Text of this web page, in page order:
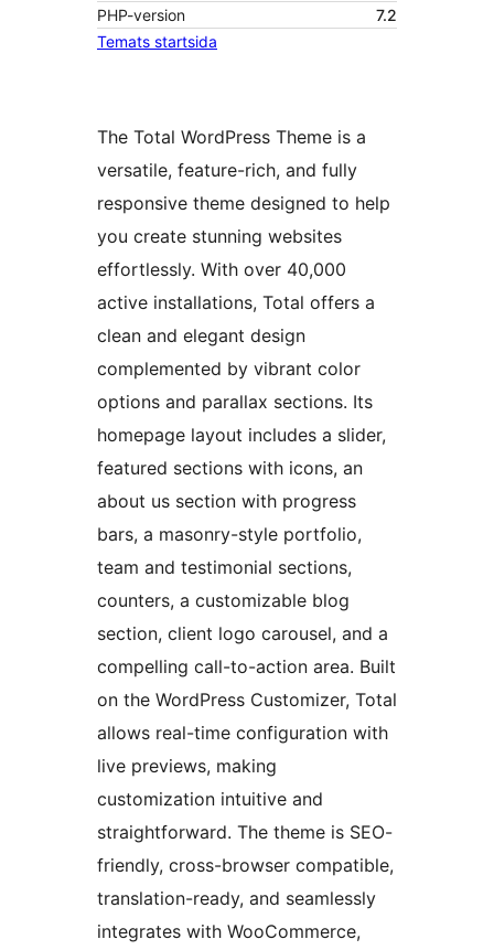
PHP-version
7.2
Temats startsida
​The Total WordPress Theme is a
versatile, feature-rich, and fully
responsive theme designed to help
you create stunning websites
effortlessly. With over 40,000
active installations, Total offers a
clean and elegant design
complemented by vibrant color
options and parallax sections. Its
homepage layout includes a slider,
featured sections with icons, an
about us section with progress
bars, a masonry-style portfolio,
team and testimonial sections,
counters, a customizable blog
section, client logo carousel, and a
compelling call-to-action area. Built
on the WordPress Customizer, Total
allows real-time configuration with
live previews, making
customization intuitive and
straightforward. The theme is SEO-
friendly, cross-browser compatible,
translation-ready, and seamlessly
integrates with WooCommerce,